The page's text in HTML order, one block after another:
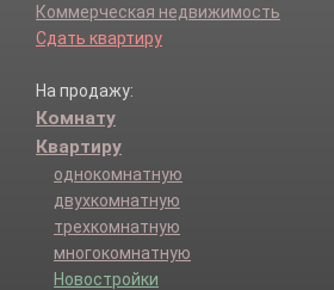
Коммерческая недвижимость
Сдать квартиру
На продажу:
Комнату
Квартиру
однокомнатную
двухкомнатную
трехкомнатную
многокомнатную
Новостройки